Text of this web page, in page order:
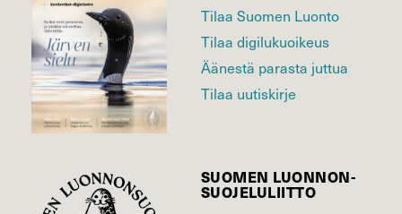
Tilaa Suomen Luonto
Tilaa digilukuoikeus
Äänestä parasta juttua
Tilaa uutiskirje
SUOMEN LUONNON­
SUOJELU­LIITTO